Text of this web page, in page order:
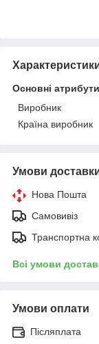
Основні атрибути
Виробник
Країна виробник
Умови
Нова Пошта
Самовивіз
Транспортна
Всі умови
Умови оплати
Післяплата